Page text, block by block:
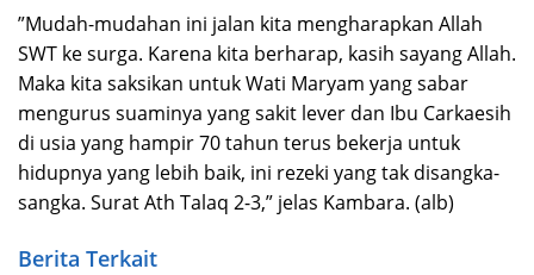
”Mudah-mudahan ini jalan kita mengharapkan Allah
SWT ke surga. Karena kita berharap, kasih sayang Allah.
Maka kita saksikan untuk Wati Maryam yang sabar
mengurus suaminya yang sakit lever dan Ibu Carkaesih
di usia yang hampir 70 tahun terus bekerja untuk
hidupnya yang lebih baik, ini rezeki yang tak disangka-
sangka. Surat Ath Talaq 2-3,” jelas Kambara. (alb)
Berita Terkait